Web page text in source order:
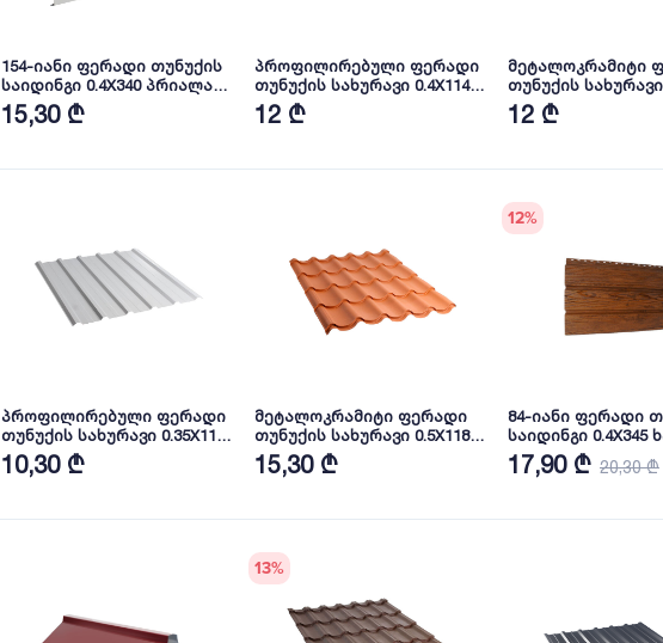
154-იანი ფერადი თუნუქის
საიდინგი 0.4X340 პრიალა
RAL 9002 NOVA
15,30 ₾
პროფილირებული ფერადი
თუნუქის სახურავი 0.4X1140
12 ₾
მეტალოკრამიტი
თუნუქის სახურავი
ხაოიანი RAL 6005
12 ₾
პროფილირებული ფერადი
თუნუქის სახურავი 0.35X1150
პრიალა RAL9002 NOVA
10,30 ₾
მეტალოკრამიტი ფერადი
თუნუქის სახურავი 0.5X1180
ხაოიანი RAL8004 NOVA
15,30 ₾
12%
84-იანი ფერადი
საიდინგი 0.4X345
WOOD NOVA
17,90 ₾ 20,30 ₾
13%